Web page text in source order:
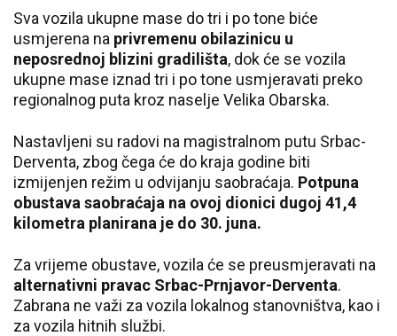
Sva vozila ukupne mase do tri i po tone biće
usmjerena na privremenu obilazinicu u
neposrednoj blizini gradilišta, dok će se vozila
ukupne mase iznad tri i po tone usmjeravati preko
regionalnog puta kroz naselje Velika Obarska.
Nastavljeni su radovi na magistralnom putu Srbac-
Derventa, zbog čega će do kraja godine biti
izmijenjen režim u odvijanju saobraćaja. Potpuna
obustava saobraćaja na ovoj dionici dugoj 41,4
kilometra planirana je do 30. juna.
Za vrijeme obustave, vozila će se preusmjeravati na
alternativni pravac Srbac-Prnjavor-Derventa.
Zabrana ne važi za vozila lokalnog stanovništva, kao i
za vozila hitnih službi.